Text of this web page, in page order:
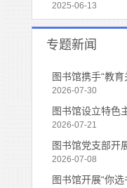
2025-06-13
专题新闻
图书馆携手“教
2026-07-30
图书馆设立特色
2026-07-21
图书馆党支部开
2026-07-08
图书馆开展“你